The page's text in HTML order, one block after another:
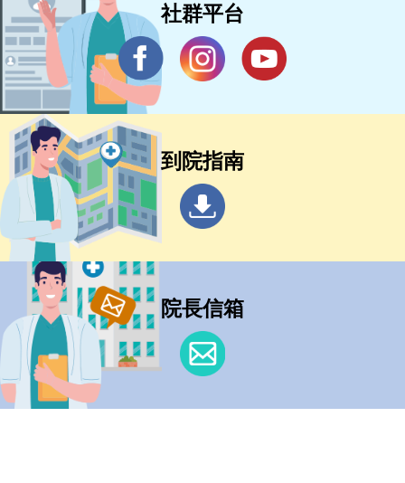
社群平台
到院指南
院長信箱